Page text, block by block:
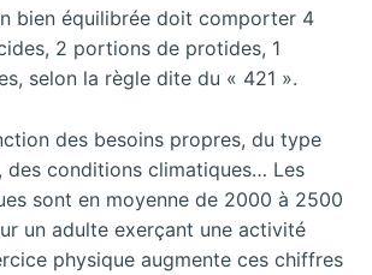
bien équilibrée doit comporter 4
2 portions de protides, 1
selon la règle dite du « 421 ».
des besoins propres, du type
des conditions climatiques… Les
sont en moyenne de 2000 à 2500
un adulte exerçant une activité
physique augmente ces chiffres